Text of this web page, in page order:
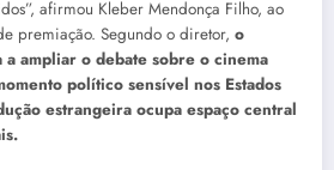
afirmou Kleber Mendonça Filho, ao
premiação. Segundo o diretor, o
ampliar o debate sobre o cinema
político sensível nos Estados
estrangeira ocupa espaço central